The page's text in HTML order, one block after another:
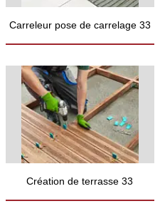
Carreleur pose de carrelage 33
Création de terrasse 33